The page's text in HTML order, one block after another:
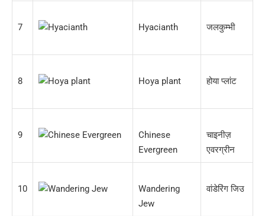
7 Hyacianth जलकुम्भी
8 Hoya plant होया प्लांट
9
Chinese
Evergreen
चाइनीज़
एवरग्रीन
10
Wandering
Jew
वांडेरिंग जिउ